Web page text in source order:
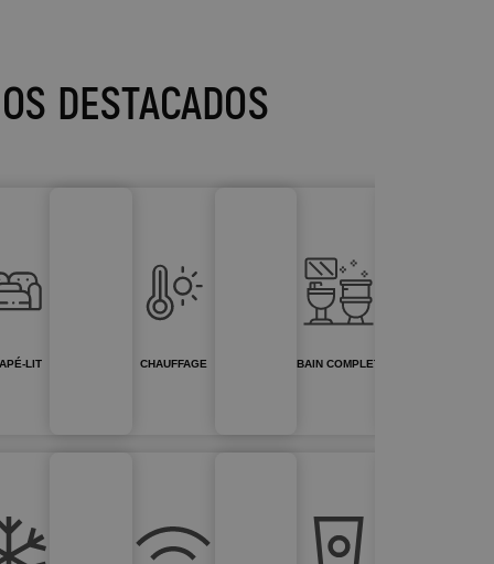
DESTACADOS
LIT CHAUFFAGE BAIN COMPLET